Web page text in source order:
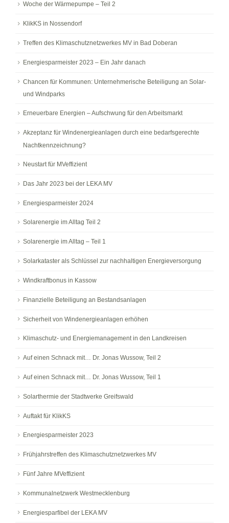
Woche der Wärmepumpe – Teil 2
KlikKS in Nossendorf
Treffen des Klimaschutznetzwerkes MV in Bad Doberan
Energiesparmeister 2023 – Ein Jahr danach
Chancen für Kommunen: Unternehmerische Beteiligung an Solar-
und Windparks
Erneuerbare Energien – Aufschwung für den Arbeitsmarkt
Akzeptanz für Windenergieanlagen durch eine bedarfsgerechte
Nachtkennzeichnung?
Neustart für MVeffizient
Das Jahr 2023 bei der LEKA MV
Energiesparmeister 2024
Solarenergie im Alltag Teil 2
Solarenergie im Alltag – Teil 1
Solarkataster als Schlüssel zur nachhaltigen Energieversorgung
Windkraftbonus in Kassow
Finanzielle Beteiligung an Bestandsanlagen
Sicherheit von Windenergieanlagen erhöhen
Klimaschutz- und Energiemanagement in den Landkreisen
Auf einen Schnack mit… Dr. Jonas Wussow, Teil 2
Auf einen Schnack mit… Dr. Jonas Wussow, Teil 1
Solarthermie der Stadtwerke Greifswald
Auftakt für KlikKS
Energiesparmeister 2023
Frühjahrstreffen des Klimaschutznetzwerkes MV
Fünf Jahre MVeffizient
Kommunalnetzwerk Westmecklenburg
Energiesparfibel der LEKA MV